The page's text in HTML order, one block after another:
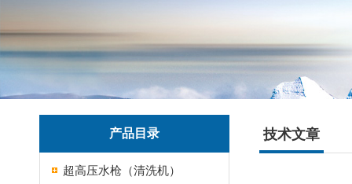
产品目录
超高压水枪（清洗机）
技术文章